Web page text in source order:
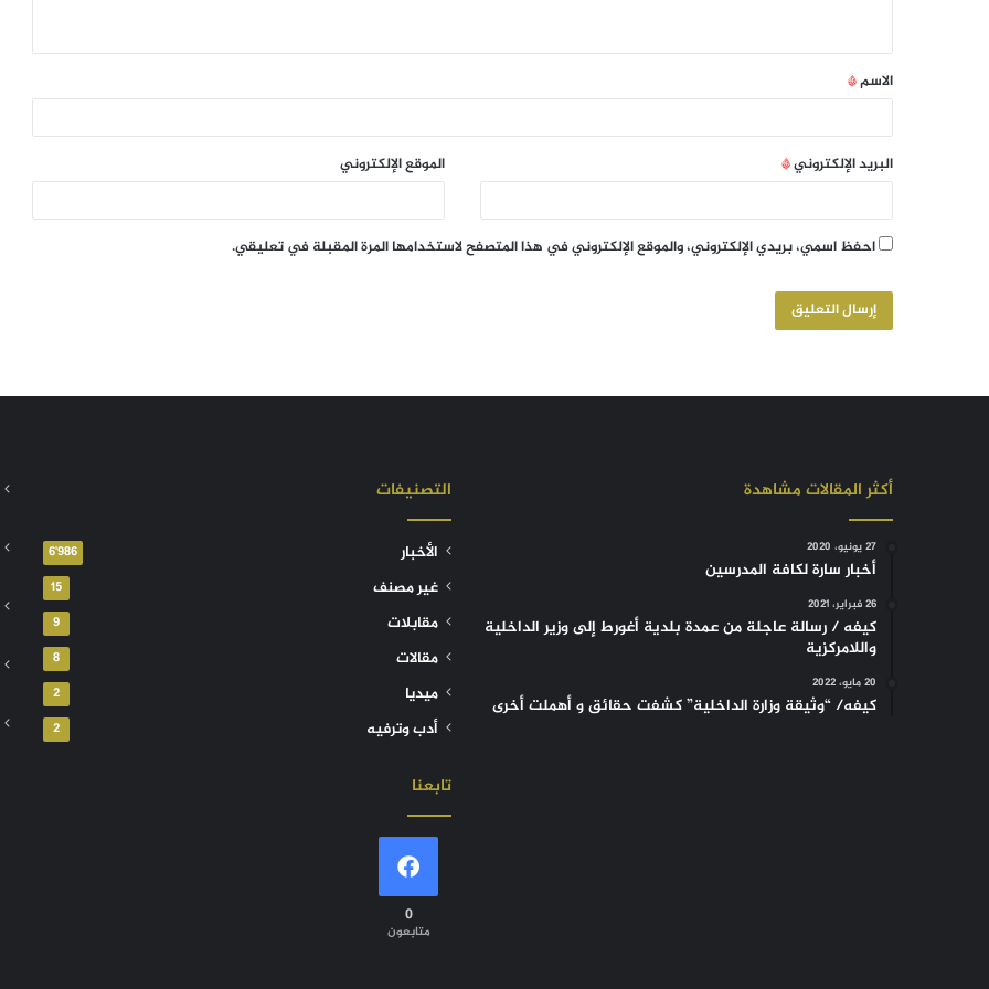
الاسم*
البريد الإلكتروني* الموقع الإلكتروني
احفظ اسمي، بريدي الإلكتروني، والموقع الإلكتروني في هذا المتصفح لاستخدامها المرة المقبلة في تعليقي.
أكثر المقالات مشاهدة
27 يونيو، 2020
أخبار سارة لكافة المدرسين
26 فبراير، 2021
كيفه / رسالة عاجلة من عمدة بلدية أغورط إلى وزير الداخلية
واللامركزية
20 مايو، 2022
كيفه/ “وثيقة وزارة الداخلية” كشفت حقائق و أهملت أخرى
التصنيفات
الأخبار 6٬986
غير مصنف 15
مقابلات 9
مقالات 8
ميديا 2
أدب وترفيه 2
تابعنا
0
متابعون